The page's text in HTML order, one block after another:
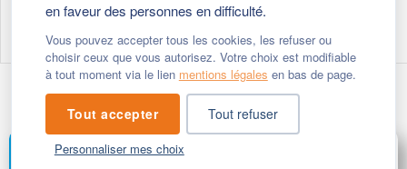
en faveur des personnes en difficulté.
Vous pouvez accepter tous les cookies, les refuser ou
choisir ceux que vous autorisez. Votre choix est modifiable
à tout moment via le lien mentions légales en bas de page.
Tout accepter Tout refuser
Personnaliser mes choix
+ 33 (0)4 72 27 42 58
- © 2026 Habitat & Humanisme